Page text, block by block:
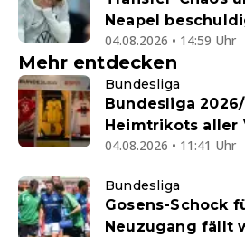
Neapel
04.08.2026 • 14:59 Uhr
Mehr entdecken
Bundesliga
Bundesliga
Heimtrikots aller
04.08.2026 • 11:41 Uhr
Bundesliga
Gosens-Schock
Neuzugang fällt